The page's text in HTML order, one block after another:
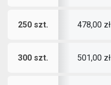
250 szt. 478,00 zł
300 szt. 501,00 zł